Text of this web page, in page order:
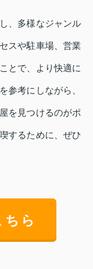
、多様なジャンル
スや駐車場、営業
とで、より快適に
参考にしながら、
を見つけるのがポ
するために、ぜひ
ら